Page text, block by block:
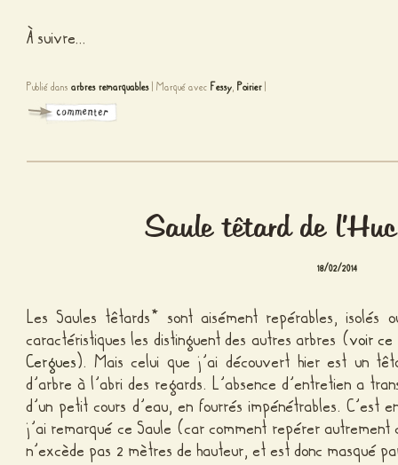
À suivre…
Publié dans arbres remarquables Marqué avec Fessy, Poirier
Saule têtard de
18/02/2014
Les Saules têtards* sont aisément repérables, isolés
caractéristiques les distinguent des autres arbres (voir
Cergues). Mais celui que j’ai découvert hier est un
d’arbre à l’abri des regards. L’absence d’entretien a
d’un petit cours d’eau, en fourrés impénétrables.
j’ai remarqué ce Saule (car comment repérer
n’excède pas 2 mètres de hauteur, et est donc masqué